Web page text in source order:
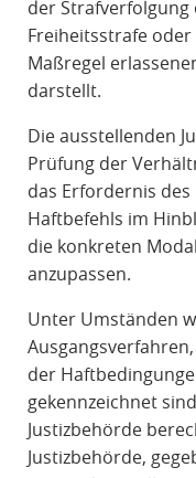
der
Freiheitsstrafe
Maßregel
darstellt.
Die ausstellenden
Prüfung der
das Erfordernis des
Haftbefehls im
die konkreten
anzupassen.
Unter Umständen
der
gekennzeichnet
Justizbehörde
Justizbehörde,